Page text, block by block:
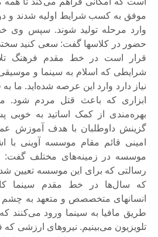
موفق به کسب شرایط اولیه شدند و
وارد مرحله تولید شوند. سپس وی
حضور در کلاسها گفت: سعی کنید
قرار است در خط مقدم فرهنگ تلاش
شرایطی که اسلام به سینما و
نیاز دارد وارد این عرصه شده‌اید. ما
ابزاری که باعث قتل مردم شود.
بهره‌مندی از کمک اساتید به
گزینش داوطلبان با هدف آموزش
امینی قائم مقام موسسه آوینی با
موسسه در زمینه‌های مختلف گفت:
رسالتی که برای این موسسه تعیین
که سال‌ها در خط مقدم سینما
انسانهای متخصصص و متعهد به چشم
طریق مافیا به سینما ورود می‌کنند
تلویزیون می‌بینیم. نیروهای ارزشی